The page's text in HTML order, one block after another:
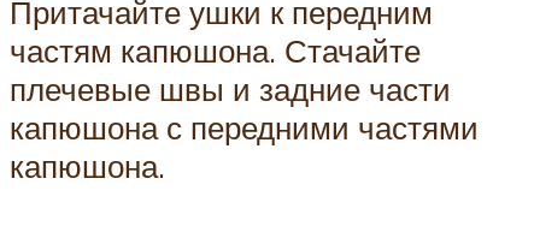
Притачайте ушки к передним
частям капюшона. Стачайте
плечевые швы и задние части
капюшона с передними частями
капюшона.